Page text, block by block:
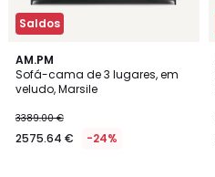
Saldos
AM.PM
Sofá-cama de 3 lugares, em
veludo, Marsile
3389.00 €
2575.64 € -24%
17
Cores